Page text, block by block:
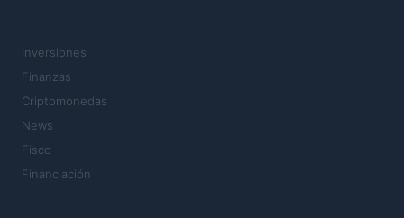
Inversiones
Finanzas
Criptomonedas
News
Fisco
Financiación